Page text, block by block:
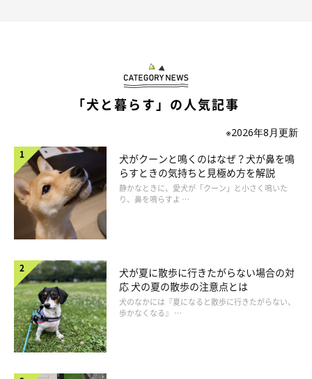
いぬのきもち投稿写真ギャラリー
では、犬が寂しさを感じてどんなサインをみせるのかというと、
例えば、ストレスを解消するために全く関係のない行動を繰り返
これは、ストレスによる不安障害の1つで、基本的に同じ行動を
執拗に繰り返すことが特徴です。足先や体の1ヶ所を執拗になめ
続ける/しっぽを追いかける/穴堀行動/徘徊(回り続ける)などがみ
られます。
「犬と暮らす」の人気記事
※2026年8月更新
犬がクーンと鳴くのはなぜ？犬が鼻を鳴
らすときの気持ちと見極め方を解説
静かなときに、愛犬が「クーン」と小さく鳴いた
り、鼻を鳴らすよ …
犬が夏に散歩に行きたがらない場合の対
応 犬の夏の散歩の注意点とは
犬のなかには『夏になると散歩に行きたがらない、
歩かなくなる』 …